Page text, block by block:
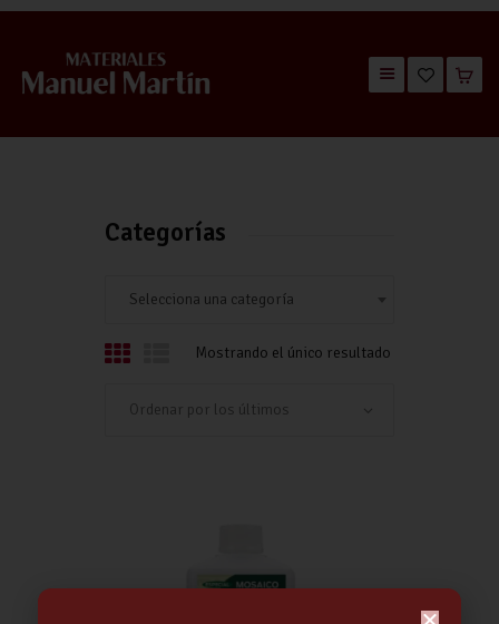
QUIÉNES SOMOS
Mostrando el único resultado
Categorías
Selecciona una categoría